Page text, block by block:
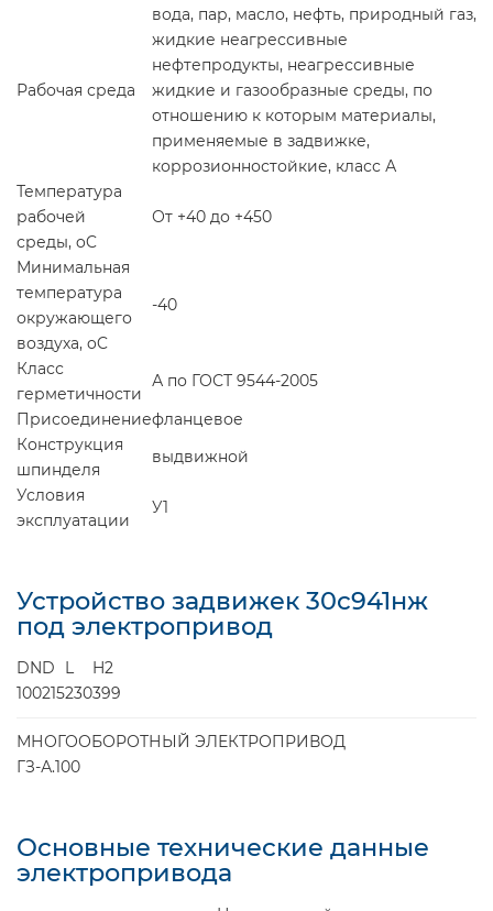
Рабочая среда
вода, пар, масло, нефть, природный газ,
жидкие неагрессивные
нефтепродукты, неагрессивные
жидкие и газообразные среды, по
отношению к которым материалы,
применяемые в задвижке,
коррозионностойкие, класс А
Температура
рабочей
среды, oC
От +40 до +450
Минимальная
температура
окружающего
воздуха, oC
-40
Класс
герметичности
А по ГОСТ 9544-2005
Присоединениефланцевое
Конструкция
шпинделя
выдвижной
Условия
эксплуатации
У1
Устройство задвижек 30с941нж
под электропривод
DND L
H2
100215230399
МНОГООБОРОТНЫЙ ЭЛЕКТРОПРИВОД
ГЗ-А.100
Основные технические данные
электропривода